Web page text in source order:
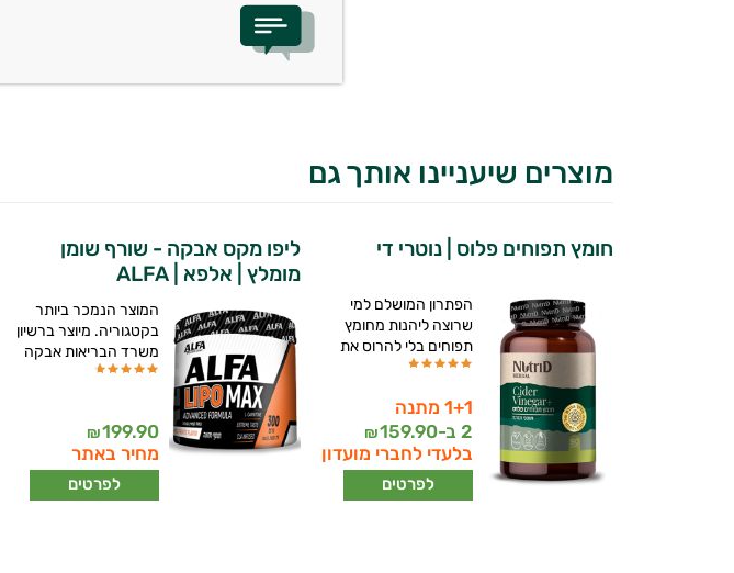
מוצרים שיעניינו אותך גם
חומץ תפוחים פלוס | נוטרי די
הפתרון המושלם למי
שרוצה ליהנות מחומץ
תפוחים בלי להרוס את
1+1 מתנה
2 ב-
159.90
₪
בלעדי לחברי מועדון
לפרטים
ליפו מקס אבקה - שורף שומן
מומלץ | אלפא | ALFA
המוצר הנמכר ביותר
בקטגוריה. מיוצר ברשיון
משרד הבריאות אבקה
199.90
₪
מחיר באתר
לפרטים